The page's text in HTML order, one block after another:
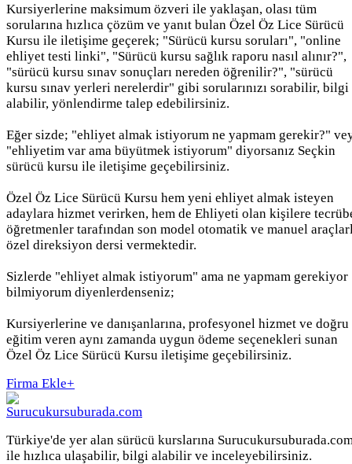
Kursiyerlerine maksimum özveri ile yaklaşan, olası tüm
sorularına hızlıca çözüm ve yanıt bulan Özel Öz Lice Sürücü
Kursu ile iletişime geçerek; "Sürücü kursu soruları", "online
ehliyet testi linki", "Sürücü kursu sağlık raporu nasıl alınır?",
"sürücü kursu sınav sonuçları nereden öğrenilir?", "sürücü
kursu sınav yerleri nerelerdir" gibi sorularınızı sorabilir, bilgi
alabilir, yönlendirme talep edebilirsiniz.
Eğer sizde; "ehliyet almak istiyorum ne yapmam gerekir?"
"ehliyetim var ama büyütmek istiyorum" diyorsanız Seçkin
sürücü kursu ile iletişime geçebilirsiniz.
Özel Öz Lice Sürücü Kursu hem yeni ehliyet almak isteyen
adaylara hizmet verirken, hem de Ehliyeti olan kişilere
öğretmenler tarafından son model otomatik ve manuel
özel direksiyon dersi vermektedir.
Sizlerde "ehliyet almak istiyorum" ama ne yapmam gerekiyor
bilmiyorum diyenlerdenseniz;
Kursiyerlerine ve danışanlarına, profesyonel hizmet ve doğru
eğitim veren aynı zamanda uygun ödeme seçenekleri sunan
Özel Öz Lice Sürücü Kursu iletişime geçebilirsiniz.
Firma Ekle+
Türkiye'de yer alan sürücü kurslarına
ile hızlıca ulaşabilir, bilgi alabilir ve inceleyebilirsiniz.